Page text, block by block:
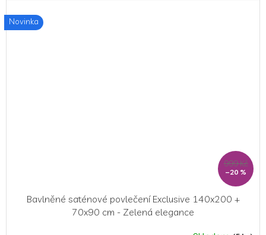
Novinka
999 Kč
–20 %
Bavlněné saténové povlečení Exclusive 140x200 +
70x90 cm - Zelená elegance